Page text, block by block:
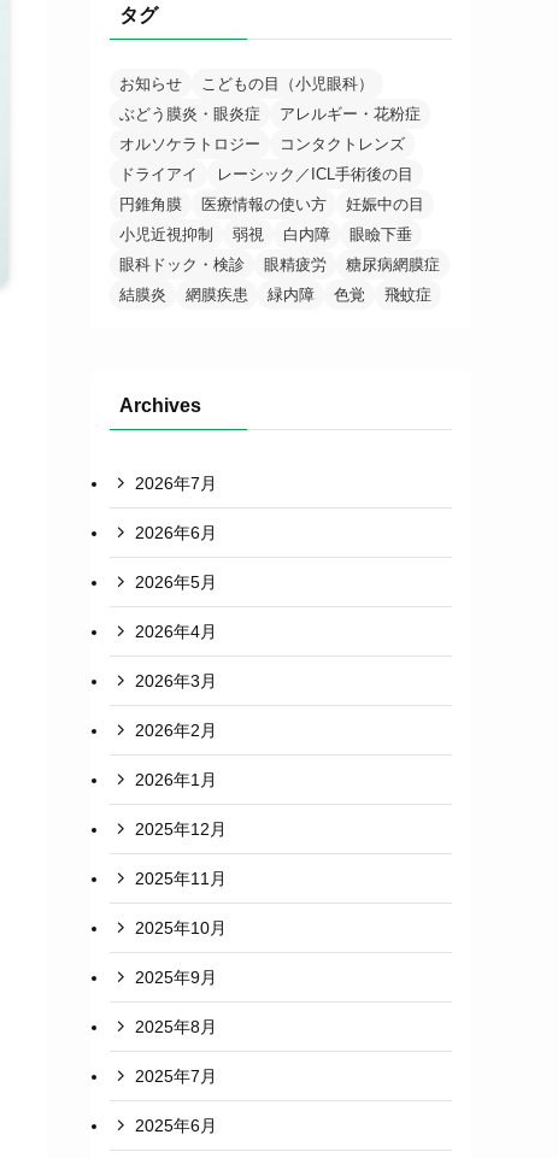
タグ
お知らせ
こどもの目（小児眼科）
ぶどう膜炎・眼炎症
アレルギー・花粉症
オルソケラトロジー
コンタクトレンズ
ドライアイ
レーシック／ICL手術後の目
円錐角膜
医療情報の使い方
妊娠中の目
小児近視抑制
弱視 白内障
眼瞼下垂
眼科ドック・検診
眼精疲労
糖尿病網膜症
結膜炎
網膜疾患 緑内障 色覚 飛蚊症
Archives
2026年7月
2026年6月
2026年5月
2026年4月
2026年3月
2026年2月
2026年1月
2025年12月
2025年11月
2025年10月
2025年9月
2025年8月
2025年7月
2025年6月